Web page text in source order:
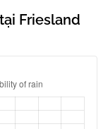
Friesland